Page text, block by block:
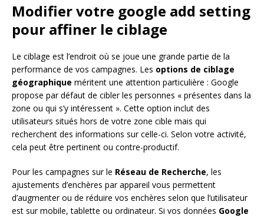
Modifier votre google add setting
pour affiner le ciblage
Le ciblage est l’endroit où se joue une grande partie de la
performance de vos campagnes. Les options de ciblage
géographique méritent une attention particulière : Google
propose par défaut de cibler les personnes « présentes dans la
zone ou qui s’y intéressent ». Cette option inclut des
utilisateurs situés hors de votre zone cible mais qui
recherchent des informations sur celle-ci. Selon votre activité,
cela peut être pertinent ou contre-productif.
Pour les campagnes sur le Réseau de Recherche, les
ajustements d’enchères par appareil vous permettent
d’augmenter ou de réduire vos enchères selon que l’utilisateur
est sur mobile, tablette ou ordinateur. Si vos données Google